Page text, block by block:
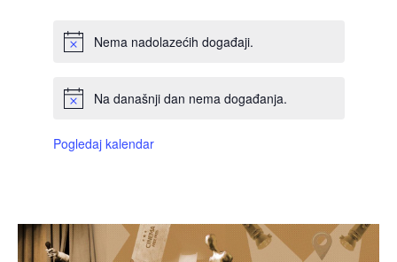
Nema nadolazećih događaji.
Na današnji dan nema događanja.
Pogledaj kalendar